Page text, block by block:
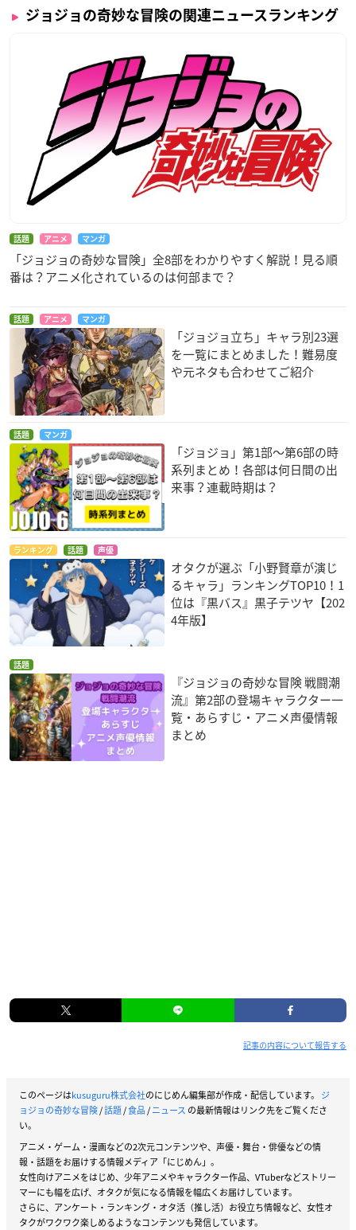
ジョジョの奇妙な冒険の関連ニュースランキング
話題 アニメ マンガ
「ジョジョの奇妙な冒険」全8部をわかりやすく解説！見る順
番は？アニメ化されているのは何部まで？
話題 アニメ マンガ
「ジョジョ立ち」キャラ別23選
を一覧にまとめました！難易度
や元ネタも合わせてご紹介
話題 マンガ
「ジョジョ」第1部〜第6部の時
系列まとめ！各部は何日間の出
来事？連載時期は？
ランキング 話題 声優
オタクが選ぶ「小野賢章が演じ
るキャラ」ランキングTOP10！1
位は『黒バス』黒子テツヤ【202
4年版】
話題
『ジョジョの奇妙な冒険 戦闘潮
流』第2部の登場キャラクター一
覧・あらすじ・アニメ声優情報
まとめ
記事の内容について報告する
このページはkusuguru株式会社のにじめん編集部が作成・配信しています。 ジ
ョジョの奇妙な冒険/話題/食品/ニュース の最新情報はリンク先をご覧くださ
い。
アニメ・ゲーム・漫画などの2次元コンテンツや、声優・舞台・俳優などの情
報・話題をお届けする情報メディア「にじめん」。
女性向けアニメをはじめ、少年アニメやキャラクター作品、VTuberなどストリー
マーにも幅を広げ、オタクが気になる情報を幅広くお届けしています。
さらに、アンケート・ランキング・オタ活（推し活）お役立ち情報など、女性オ
タクがワクワク楽しめるようなコンテンツも発信しています。